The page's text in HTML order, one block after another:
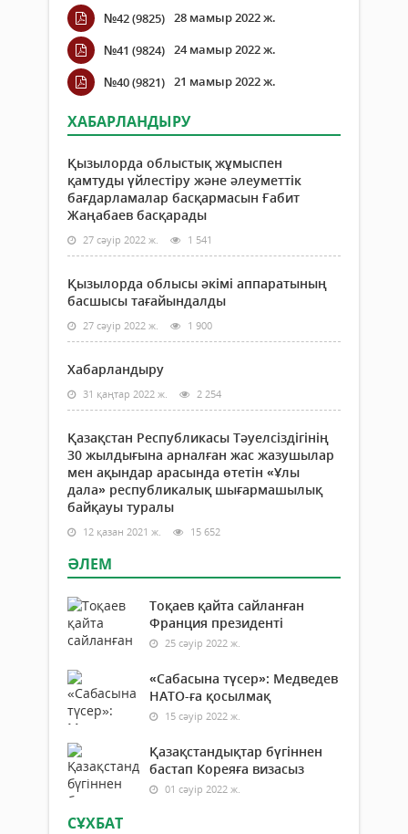
№42 (9825) 28 мамыр 2022 ж.
№41 (9824) 24 мамыр 2022 ж.
№40 (9821) 21 мамыр 2022 ж.
ХАБАРЛАНДЫРУ
Қызылорда облыстық жұмыспен
қамтуды үйлестіру және әлеуметтік
бағдарламалар басқармасын Ғабит
Жаңабаев басқарады
27 сәуір 2022 ж. 1 541
Қызылорда облысы әкімі аппаратының
басшысы тағайындалды
27 сәуір 2022 ж. 1 900
Хабарландыру
31 қаңтар 2022 ж. 2 254
Қазақстан Республикасы Тәуелсіздігінің
30 жылдығына арналған жас жазушылар
мен ақындар арасында өтетін «Ұлы
дала» республикалық шығармашылық
байқауы туралы
12 қазан 2021 ж. 15 652
ӘЛЕМ
Тоқаев қайта сайланған
Франция президенті
25 сәуір 2022 ж.
«Сабасына түсер»: Медведев
НАТО-ға қосылмақ
15 сәуір 2022 ж.
Қазақстандықтар бүгіннен
бастап Кореяға визасыз
01 сәуір 2022 ж.
СҰХБАТ